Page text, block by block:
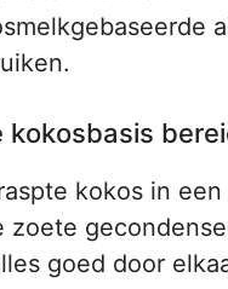
kokosbasis
kokos in
zoete
goed door